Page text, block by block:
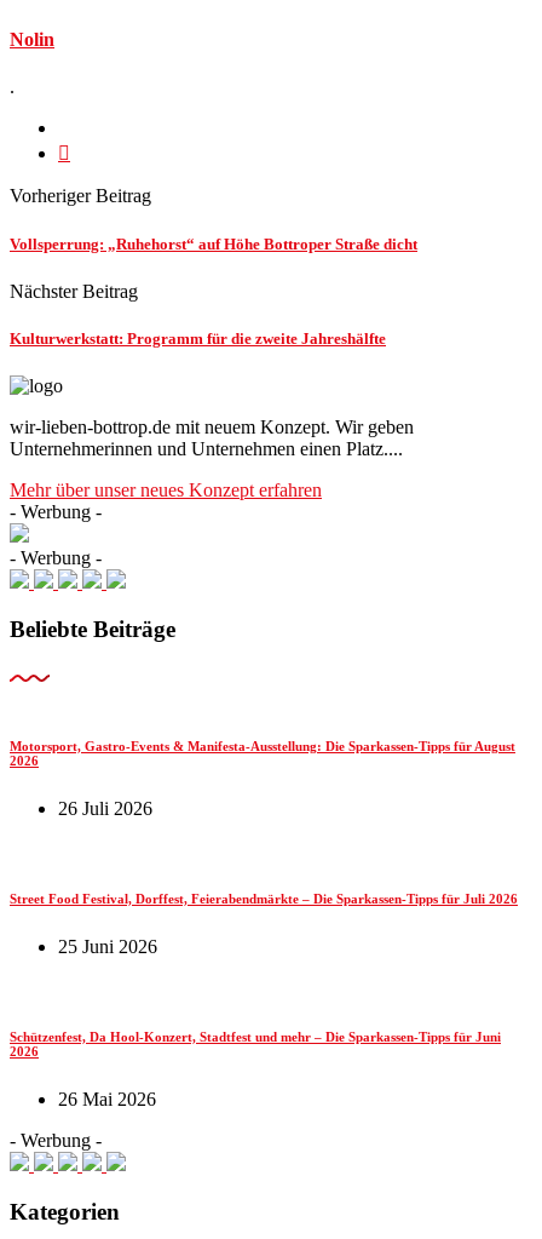
Nolin
.
Vorheriger Beitrag
Vollsperrung: „Ruhehorst“ auf Höhe Bottroper Straße dicht
Nächster Beitrag
Kulturwerkstatt: Programm für die zweite Jahreshälfte
wir-lieben-bottrop.de mit neuem Konzept. Wir geben
Unternehmerinnen und Unternehmen einen Platz....
Mehr über unser neues Konzept erfahren
- Werbung -
- Werbung -
Beliebte Beiträge
Motorsport, Gastro-Events & Manifesta-Ausstellung: Die Sparkassen-Tipps für August
2026
26 Juli 2026
Street Food Festival, Dorffest, Feierabendmärkte – Die Sparkassen-Tipps für Juli 2026
25 Juni 2026
Schützenfest, Da Hool-Konzert, Stadtfest und mehr – Die Sparkassen-Tipps für Juni
2026
26 Mai 2026
- Werbung -
Kategorien